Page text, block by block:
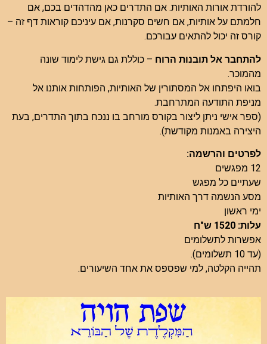
להורדת אורות האותיות. אם התדרים כאן מהדהדים בכם, אם
חלמתם על אותיות, אם חשים סקרנות, אם עיניכם קוראות דף זה –
קורס זה יכול להתאים עבורכם.
להתחבר אל תובנות הרוח – כוללת גם גישת לימוד שונה
מהמוכר.
בואו היפתחו אל המסתורין של האותיות, הפותחות אותנו אל
מניפת התודעה המתרחבת.
(ספר אישי ניתן ליצור בקורס מורחב בו ננכח בתוך התדרים, בעת
היצירה באמנות מקודשת).
לפרטים והרשמה:
12 מפגשים
שעתיים כל מפגש
מסע הנשמה דרך האותיות
ימי ראשון
עלות: 1520 ש"ח
אפשרות לתשלומים
(עד 10 תשלומים).
תהייה הקלטה, למי שפספס את אחד השיעורים.